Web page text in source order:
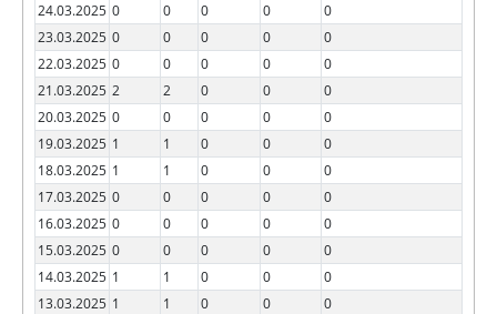
24.03.2025 0 0 0 0
0
23.03.2025 0 0 0 0
0
22.03.2025 0 0 0 0
0
21.03.2025 2 2 0 0
0
20.03.2025 0 0 0 0
0
19.03.2025 1 1 0 0
0
18.03.2025 1 1 0 0
0
17.03.2025 0 0 0 0
0
16.03.2025 0 0 0 0
0
15.03.2025 0 0 0 0
0
14.03.2025 1 1 0 0
0
13.03.2025 1 1 0 0
0